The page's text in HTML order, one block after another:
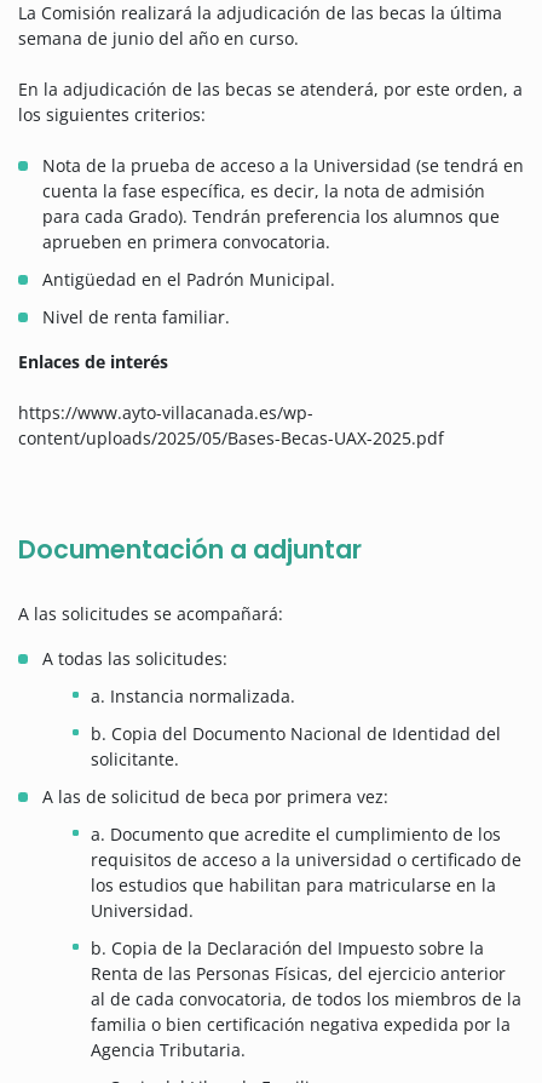
La Comisión realizará la adjudicación de las becas la última
semana de junio del año en curso.
En la adjudicación de las becas se atenderá, por este orden, a
los siguientes criterios:
Nota de la prueba de acceso a la Universidad (se tendrá en
cuenta la fase específica, es decir, la nota de admisión
para cada Grado). Tendrán preferencia los alumnos que
aprueben en primera convocatoria.
Antigüedad en el Padrón Municipal.
Nivel de renta familiar.
Enlaces de interés
https://www.ayto-villacanada.es/wp-
content/uploads/2025/05/Bases-Becas-UAX-2025.pdf
Documentación a adjuntar
A las solicitudes se acompañará:
A todas las solicitudes:
a. Instancia normalizada.
b. Copia del Documento Nacional de Identidad del
solicitante.
A las de solicitud de beca por primera vez:
a. Documento que acredite el cumplimiento de los
requisitos de acceso a la universidad o certificado de
los estudios que habilitan para matricularse en la
Universidad.
b. Copia de la Declaración del Impuesto sobre la
Renta de las Personas Físicas, del ejercicio anterior
al de cada convocatoria, de todos los miembros de la
familia o bien certificación negativa expedida por la
Agencia Tributaria.